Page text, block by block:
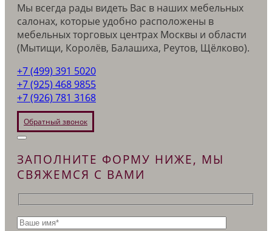
Мы всегда рады видеть Вас в наших мебельных
салонах, которые удобно расположены в
мебельных торговых центрах Москвы и области
(Мытищи, Королёв, Балашиха, Реутов, Щёлково).
+7 (499) 391 5020
+7 (925) 468 9855
+7 (926) 781 3168
Обратный звонок
ЗАПОЛНИТЕ ФОРМУ НИЖЕ, МЫ
СВЯЖЕМСЯ С ВАМИ